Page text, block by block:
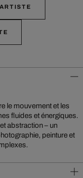
le mouvement et les
fluides et énergiques.
abstraction – un
peinture et